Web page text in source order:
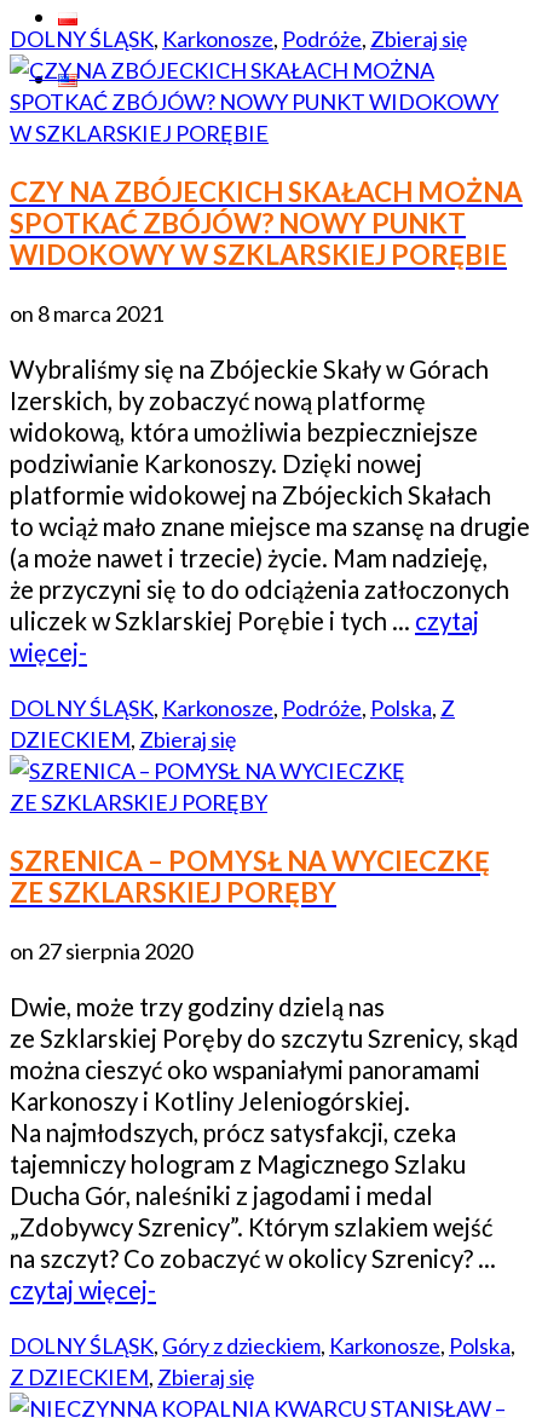
DOLNY ŚLĄSK, Karkonosze, Podróże, Zbieraj się
CZY NA ZBÓJECKICH SKAŁACH MOŻNA
SPOTKAĆ ZBÓJÓW? NOWY PUNKT
WIDOKOWY W SZKLARSKIEJ PORĘBIE
on 8 marca 2021
Wybraliśmy się na Zbójeckie Skały w Górach
Izerskich, by zobaczyć nową platformę
widokową, która umożliwia bezpieczniejsze
podziwianie Karkonoszy. Dzięki nowej
platformie widokowej na Zbójeckich Skałach
to wciąż mało znane miejsce ma szansę na drugie
(a może nawet i trzecie) życie. Mam nadzieję,
że przyczyni się to do odciążenia zatłoczonych
uliczek w Szklarskiej Porębie i tych … czytaj
więcej-
DOLNY ŚLĄSK, Karkonosze, Podróże, Polska, Z
DZIECKIEM, Zbieraj się
SZRENICA – POMYSŁ NA WYCIECZKĘ
ZE SZKLARSKIEJ PORĘBY
on 27 sierpnia 2020
Dwie, może trzy godziny dzielą nas
ze Szklarskiej Poręby do szczytu Szrenicy, skąd
można cieszyć oko wspaniałymi panoramami
Karkonoszy i Kotliny Jeleniogórskiej.
Na najmłodszych, prócz satysfakcji, czeka
tajemniczy hologram z Magicznego Szlaku
Ducha Gór, naleśniki z jagodami i medal
„Zdobywcy Szrenicy”. Którym szlakiem wejść
na szczyt? Co zobaczyć w okolicy Szrenicy? …
czytaj więcej-
DOLNY ŚLĄSK, Góry z dzieckiem, Karkonosze, Polska,
Z DZIECKIEM, Zbieraj się